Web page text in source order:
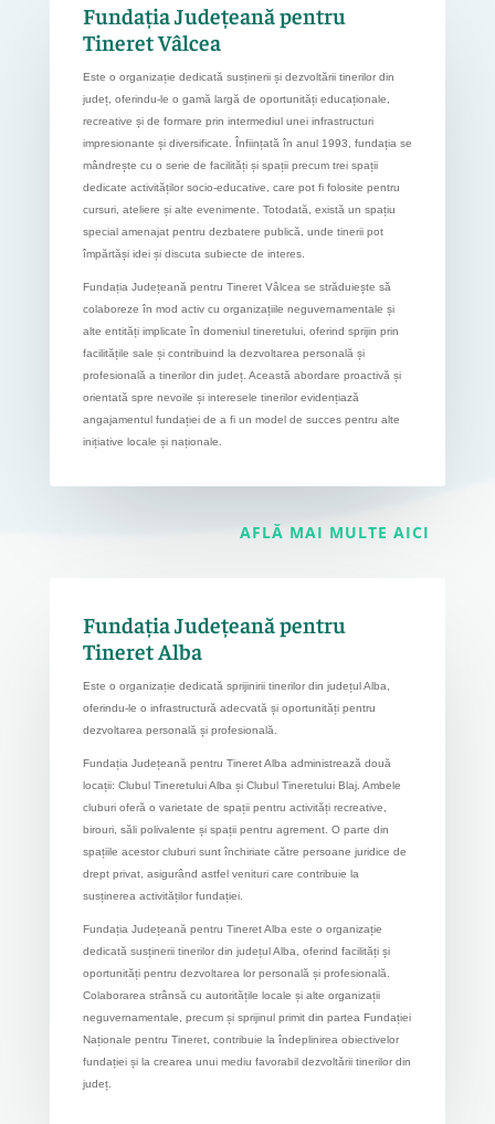
Fundația Județeană pentru
Tineret Vâlcea
Este o organizație dedicată susținerii și dezvoltării tinerilor din
județ, oferindu-le o gamă largă de oportunități educaționale,
recreative și de formare prin intermediul unei infrastructuri
impresionante și diversificate. Înființată în anul 1993, fundația se
mândrește cu o serie de facilități și spații precum trei spații
dedicate activităților socio-educative, care pot fi folosite pentru
cursuri, ateliere și alte evenimente. Totodată, există un spațiu
special amenajat pentru dezbatere publică, unde tinerii pot
împărtăși idei și discuta subiecte de interes.
Fundația Județeană pentru Tineret Vâlcea se străduiește să
colaboreze în mod activ cu organizațiile neguvernamentale și
alte entități implicate în domeniul tineretului, oferind sprijin prin
facilitățile sale și contribuind la dezvoltarea personală și
profesională a tinerilor din județ. Această abordare proactivă și
orientată spre nevoile și interesele tinerilor evidențiază
angajamentul fundației de a fi un model de succes pentru alte
inițiative locale și naționale.
AFLĂ MAI MULTE AICI
Fundația Județeană pentru
Tineret Alba
Este o organizație dedicată sprijinirii tinerilor din județul Alba,
oferindu-le o infrastructură adecvată și oportunități pentru
dezvoltarea personală și profesională.
Fundația Județeană pentru Tineret Alba administrează două
locații: Clubul Tineretului Alba și Clubul Tineretului Blaj. Ambele
cluburi oferă o varietate de spații pentru activități recreative,
birouri, săli polivalente și spații pentru agrement. O parte din
spațiile acestor cluburi sunt închiriate către persoane juridice de
drept privat, asigurând astfel venituri care contribuie la
susținerea activităților fundației.
Fundația Județeană pentru Tineret Alba este o organizație
dedicată susținerii tinerilor din județul Alba, oferind facilități și
oportunități pentru dezvoltarea lor personală și profesională.
Colaborarea strânsă cu autoritățile locale și alte organizații
neguvernamentale, precum și sprijinul primit din partea Fundației
Naționale pentru Tineret, contribuie la îndeplinirea obiectivelor
fundației și la crearea unui mediu favorabil dezvoltării tinerilor din
județ.